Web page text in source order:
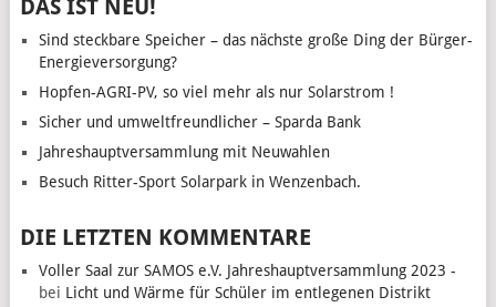
DAS IST NEU!
Sind steckbare Speicher – das nächste große Ding der Bürger-
Energieversorgung?
Hopfen-AGRI-PV, so viel mehr als nur Solarstrom !
Sicher und umweltfreundlicher – Sparda Bank
Jahreshauptversammlung mit Neuwahlen
Besuch Ritter-Sport Solarpark in Wenzenbach.
DIE LETZTEN KOMMENTARE
Voller Saal zur SAMOS e.V. Jahreshauptversammlung 2023 -
bei Licht und Wärme für Schüler im entlegenen Distrikt